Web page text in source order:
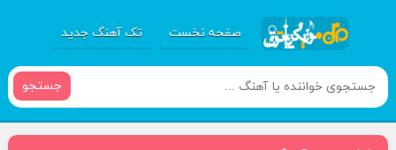
صفحه نخست تک آهنگ جدید
جستجو